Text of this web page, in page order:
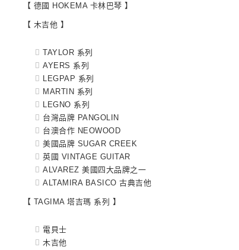
【 德國 HOKEMA 卡林巴琴 】
【 木吉他 】
TAYLOR 系列
AYERS 系列
LEGPAP 系列
MARTIN 系列
LEGNO 系列
台灣品牌 PANGOLIN
台澳合作 NEOWOOD
美國品牌 SUGAR CREEK
英國 VINTAGE GUITAR
ALVAREZ 美國四大品牌之一
ALTAMIRA BASICO 古典吉他
【 TAGIMA 塔吉瑪 系列 】
電貝士
木吉他